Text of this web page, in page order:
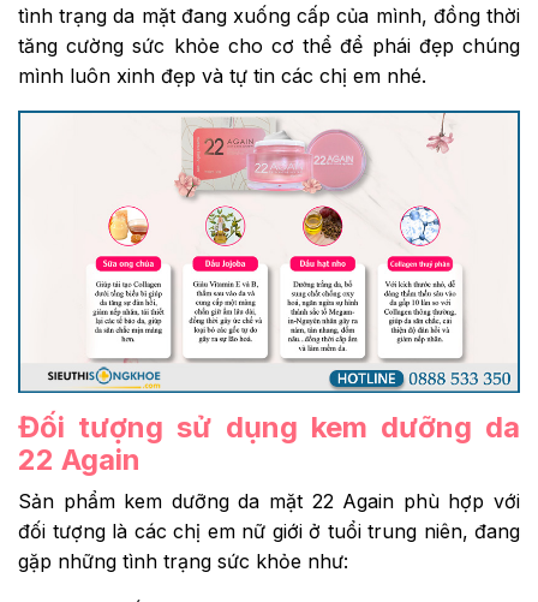
tình trạng da mặt đang xuống cấp của mình, đồng thời
tăng cường sức khỏe cho cơ thể để phái đẹp chúng
mình luôn xinh đẹp và tự tin các chị em nhé.
Đối tượng sử dụng kem dưỡng da
22 Again
Sản phẩm kem dưỡng da mặt 22 Again phù hợp với
đối tượng là các chị em nữ giới ở tuổi trung niên, đang
gặp những tình trạng sức khỏe như: